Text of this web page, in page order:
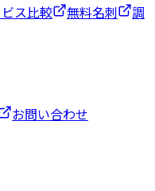
ス比較 無料名刺
調
お問い合わせ